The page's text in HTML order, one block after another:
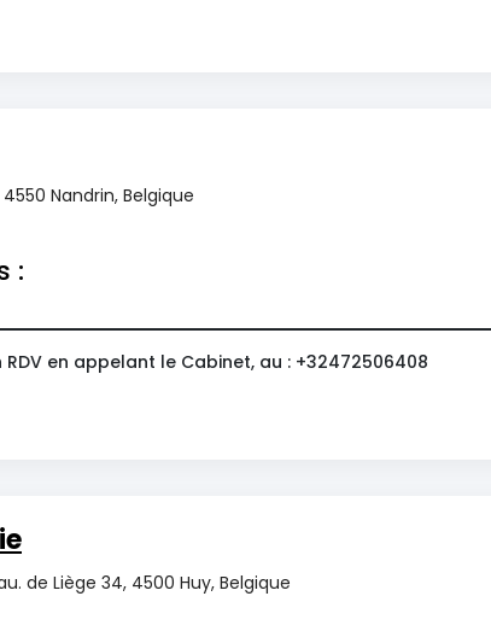
Nandrin, Belgique
:
en appelant le Cabinet, au : +32472506408
de Liège 34, 4500 Huy, Belgique